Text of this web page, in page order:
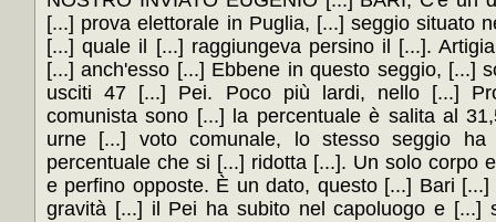
[...] prova elettorale in Puglia, [...] seggio situato
[...] quale il [...] raggiungeva persino il [...].
[...] anch'esso [...] Ebbene in questo seggio, [...]
usciti 47 [...] Pei. Poco più lardi, nello [...]
comunista sono [...] la percentuale è salita al
urne [...] voto comunale, lo stesso seggio
percentuale che si [...] ridotta [...]. Un solo corpo
e perfino opposte. È un dato, questo [...] Bari
gravità [...] il Pei ha subito nel capoluogo e [...]